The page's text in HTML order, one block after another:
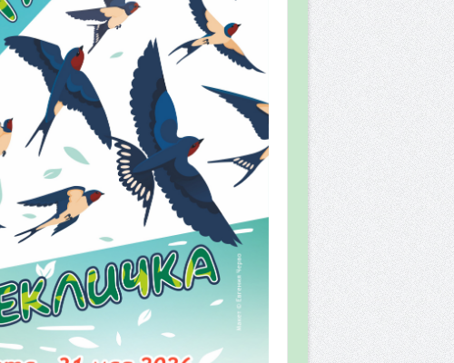
в 2026 году